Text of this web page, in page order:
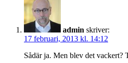
admin skriver:
17 februari, 2013 kl. 14:12
Sådär ja. Men blev det